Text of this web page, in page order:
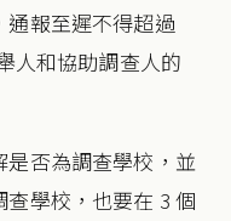
報至遲不得超過
人和協助調查人的
否為調查學校，並
學校，也要在 3 個